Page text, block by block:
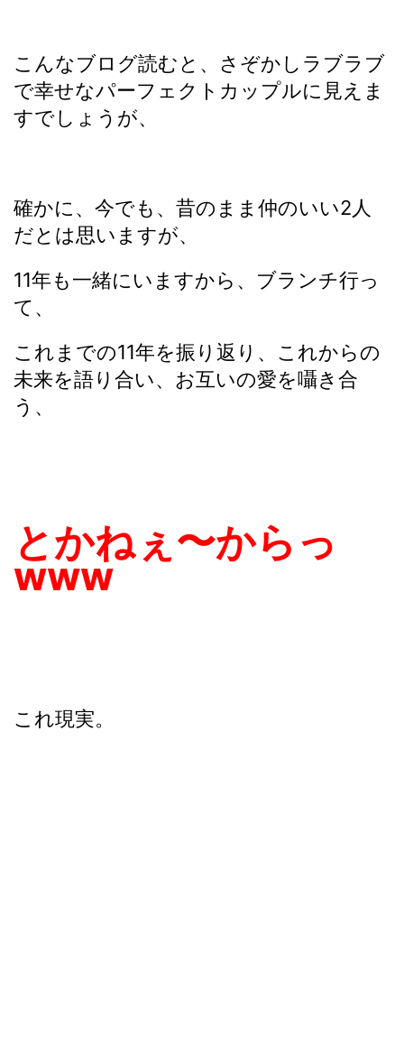
こんなブログ読むと、さぞかしラブラブ
で幸せなパーフェクトカップルに見えま
すでしょうが、
確かに、今でも、昔のまま仲のいい2人
だとは思いますが、
11年も一緒にいますから、ブランチ行っ
て、
これまでの11年を振り返り、これからの
未来を語り合い、お互いの愛を囁き合
う、
とかねぇ〜からっ
www
これ現実。